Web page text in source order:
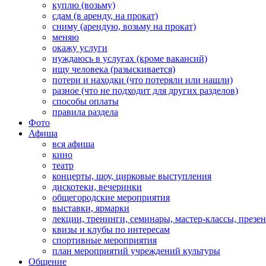
куплю (возьму)
сдам (в аренду, на прокат)
сниму (арендую, возьму на прокат)
меняю
окажу услуги
нуждаюсь в услугах (кроме вакансий)
ищу человека (разыскивается)
потери и находки (что потеряли или нашли)
разное (что не подходит для других разделов)
способы оплаты
правила раздела
Фото
Афиша
вся афиша
кино
театр
концерты, шоу, цирковые выступления
дискотеки, вечеринки
общегородские мероприятия
выставки, ярмарки
лекции, тренинги, семинары, мастер-классы,
квизы и клубы по интересам
спортивные мероприятия
план мероприятий учреждений культуры
Общение